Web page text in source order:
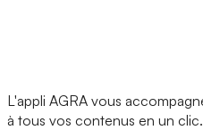
L'appli AGRA vous
à tous vos contenus en un clic.